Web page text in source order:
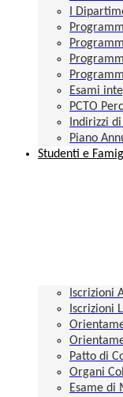
I
Esami
PCTO
Indirizzi
Piano
Studenti e
Iscrizioni
Iscrizioni
Patto di
Organi
Esame di